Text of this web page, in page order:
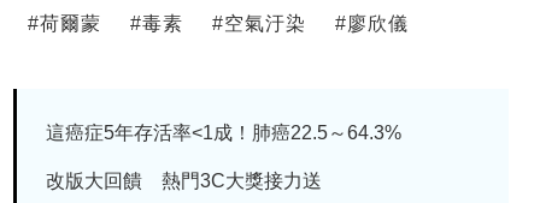
#荷爾蒙 #毒素 #空氣汙染 # 廖欣儀
這癌症5年存活率<1成！肺癌22.5～64.3%
改版大回饋 熱門3C大獎接力送